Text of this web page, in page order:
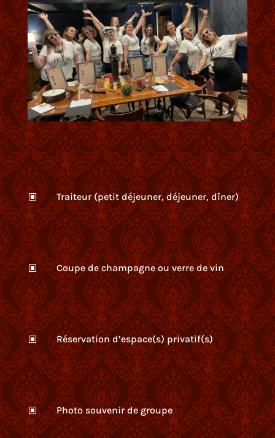
W Traiteur (petit déjeuner, déjeuner, dîner)
W Coupe de champagne ou verre de vin
W Réservation d’espace(s) privatif(s)
W Photo souvenir de groupe